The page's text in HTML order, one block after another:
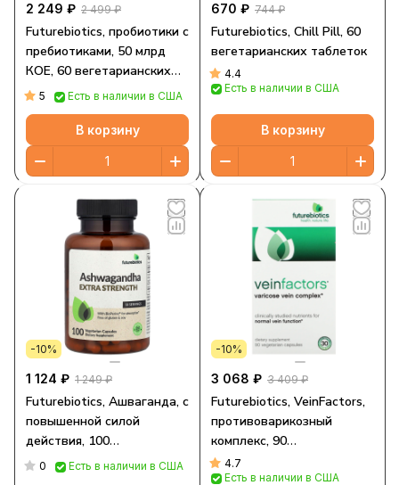
2 249 ₽ 2 499 ₽
Futurebiotics, пробиотики с
пребиотиками, 50 млрд
КОЕ, 60 вегетарианских
капсул (25 млрд КОЕ в 1
капсуле)
5 Есть в наличии в США
В корзину
670 ₽ 744 ₽
Futurebiotics, Chill Pill, 60
вегетарианских таблеток
4.4
Есть в наличии в США
В корзину
-10%
1 124 ₽ 1 249 ₽
Futurebiotics, Ашваганда, с
повышенной силой
действия, 100
вегетарианских капсул
0 Есть в наличии в США
-10%
3 068 ₽ 3 409 ₽
Futurebiotics, VeinFactors,
противоварикозный
комплекс, 90
вегетарианских капсул
4.7
Есть в наличии в США